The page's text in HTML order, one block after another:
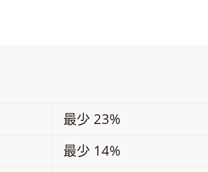
最少 23%
最少 14%